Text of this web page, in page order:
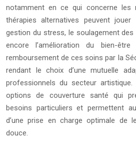
notamment en ce qui concerne les
thérapies alternatives peuvent
gestion du stress, le soulagement
encore l’amélioration du bien-être
remboursement de ces soins par la
rendant le choix d’une mutuelle
professionnels du secteur artistique.
options de couverture santé qui
besoins particuliers et permettent
d’une prise en charge optimale de
douce.